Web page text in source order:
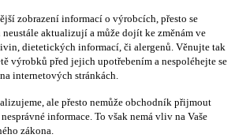
zobrazení informací o výrobcích, přesto se
aktualizují a může dojít ke změnám ve
dietetických informací, či alergenů. Věnujte tak
výrobků před jejich upotřebením a nespoléhejte se
internetových stránkách.
ale přesto nemůže obchodník přijmout
informace. To však nemá vliv na Vaše
zákona.